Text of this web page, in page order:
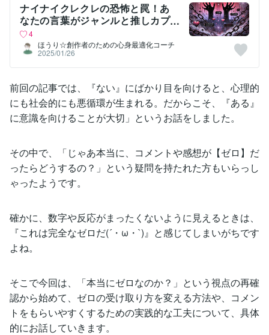
ナイナイクレクレの恐怖と罠！あ
なたの言葉がジャンルと推しカプ
を滅ぼす理由
4
ほうり☆創作者のための心身最適化コーチ
2025/01/26
前回の記事では、『ない』にばかり目を向けると、心理的
にも社会的にも悪循環が生まれる。だからこそ、『ある』
に意識を向けることが大切」というお話をしました。
その中で、「じゃあ本当に、コメントや感想が【ゼロ】だ
ったらどうするの？」という疑問を持たれた方もいらっし
ゃったようです。
確かに、数字や反応がまったくないように見えるときは、
『これは完全なゼロだ(´・ω・`)』と感じてしまいがちです
よね。
そこで今回は、「本当にゼロなのか？」という視点の再確
認から始めて、ゼロの受け取り方を変える方法や、コメン
トをもらいやすくするための実践的な工夫について、具体
的にお話していきます。